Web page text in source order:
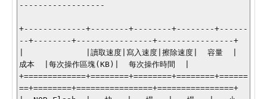
------------------
+-------------+--------+--------+--------+------
--+--------+----------------+----------------+
|             |讀取速度|寫入速度|擦除速度|  容量  |
成本  |每次操作區塊(KB)|  每次操作時間  |
+=============+========+========+========+======
==+========+================+================+